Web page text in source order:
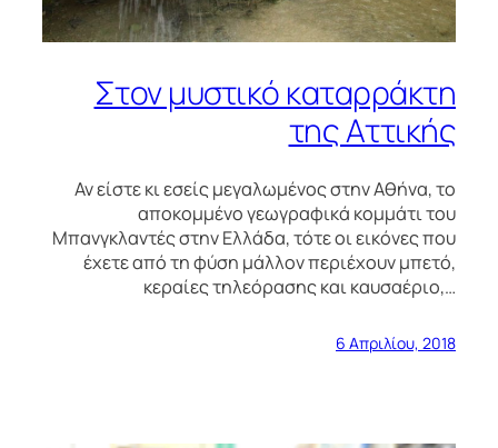
Στον μυστικό καταρράκτη
της Αττικής
Αν είστε κι εσείς μεγαλωμένος στην Αθήνα, το
αποκομμένο γεωγραφικά κομμάτι του
Μπανγκλαντές στην Ελλάδα, τότε οι εικόνες που
έχετε από τη φύση μάλλον περιέχουν μπετό,
κεραίες τηλεόρασης και καυσαέριο,…
6 Απριλίου, 2018